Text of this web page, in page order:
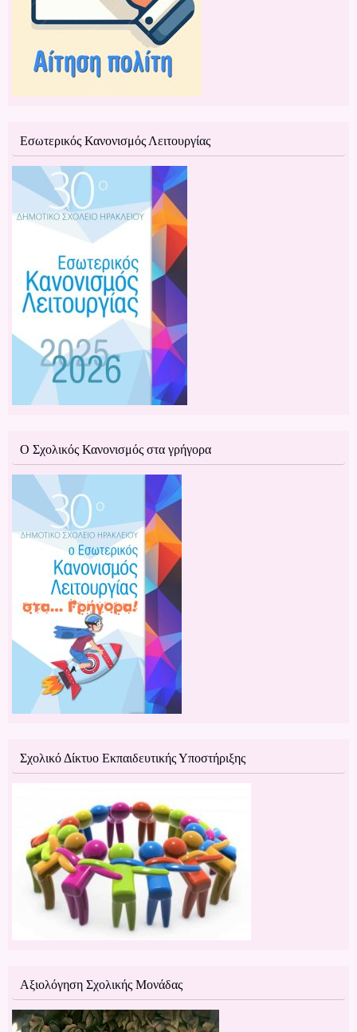
Εσωτερικός Κανονισμός Λειτουργίας
Ο Σχολικός Κανονισμός στα γρήγορα
Σχολικό Δίκτυο Εκπαιδευτικής Υποστήριξης
Αξιολόγηση Σχολικής Μονάδας